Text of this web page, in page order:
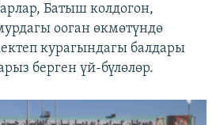
Батыш колдогон,
ооган өкмөтүндө
курагындагы балдары
берген үй-бүлөлөр.